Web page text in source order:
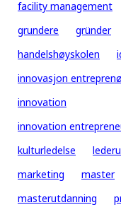
facility management
grundere
gründer
handelshøyskolen
innovasjon
innovation
innovation
kulturledelse
marketing
master
masterutdanning